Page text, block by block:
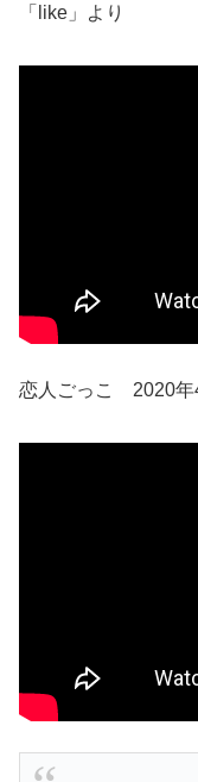
「like」より
恋人ごっこ 2020年